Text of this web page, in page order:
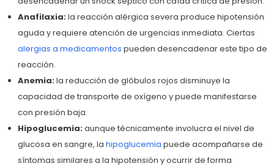
Anafilaxia:la reacción alérgica severa produce hipotensión
aguda y requiere atención de urgencias inmediata. Ciertas
alergias a medicamentos pueden desencadenar este tipo de
reacción.
Anemia:la reducción de glóbulos rojos disminuye la
capacidad de transporte de oxígeno y puede manifestarse
con presión baja.
Hipoglucemia:aunque técnicamente involucra el nivel de
glucosa en sangre, la hipoglucemia puede acompañarse de
síntomas similares a la hipotensión y ocurrir de forma